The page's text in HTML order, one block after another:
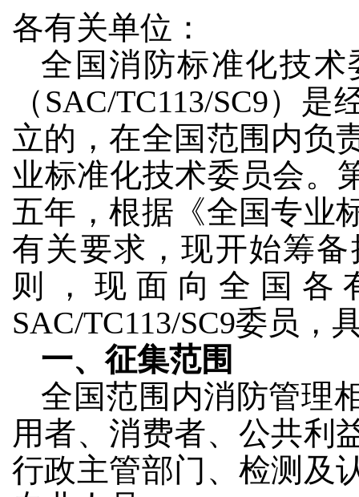
各有关单位：
全国消防标准化技
（SAC/TC113/SC9）
立的，在全国范围内负
业标准化技术委员会。
五年，根据《全国专业
有关要求，现开始筹
则，现面向全国各
SAC/TC113/SC9委员，
一、征集范围
全国范围内消防管理
用者、消费者、公共利
行政主管部门、检测及